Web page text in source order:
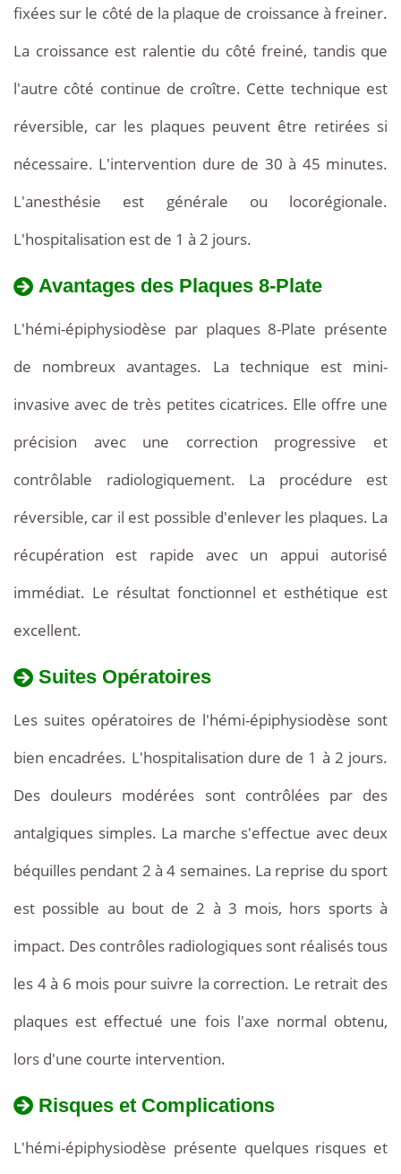
fixées sur le côté de la plaque de croissance à freiner.
La croissance est ralentie du côté freiné, tandis que
l'autre côté continue de croître. Cette technique est
réversible, car les plaques peuvent être retirées si
nécessaire. L'intervention dure de 30 à 45 minutes.
L'anesthésie est générale ou locorégionale.
L'hospitalisation est de 1 à 2 jours.
Avantages des Plaques 8-Plate
L'hémi-épiphysiodèse par plaques 8-Plate présente
de nombreux avantages. La technique est mini-
invasive avec de très petites cicatrices. Elle offre une
précision avec une correction progressive et
contrôlable radiologiquement. La procédure est
réversible, car il est possible d'enlever les plaques. La
récupération est rapide avec un appui autorisé
immédiat. Le résultat fonctionnel et esthétique est
excellent.
Suites Opératoires
Les suites opératoires de l'hémi-épiphysiodèse sont
bien encadrées. L'hospitalisation dure de 1 à 2 jours.
Des douleurs modérées sont contrôlées par des
antalgiques simples. La marche s'effectue avec deux
béquilles pendant 2 à 4 semaines. La reprise du sport
est possible au bout de 2 à 3 mois, hors sports à
impact. Des contrôles radiologiques sont réalisés tous
les 4 à 6 mois pour suivre la correction. Le retrait des
plaques est effectué une fois l'axe normal obtenu,
lors d'une courte intervention.
Risques et Complications
L'hémi-épiphysiodèse présente quelques risques et